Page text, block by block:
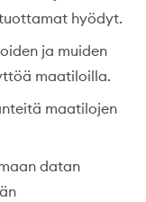
hyödyt.
ja muiden
maatiloilla.
maatilojen
datan